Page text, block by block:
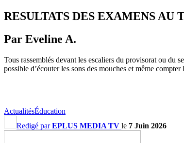
RESULTATS DES EXAMENS AU
Par Eveline A.
Tous rassemblés devant les escaliers du provisorat ou du
possible d’écouter les sons des mouches et même
ActualitésÉducation
Redigé parEPLUS MEDIA TV le 7 Juin 2026